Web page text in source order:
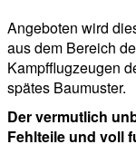
Angeboten wird
aus dem Bereich
Kampfflugzeugen
spätes Baumuster.
Der vermutlich
Fehlteile und voll